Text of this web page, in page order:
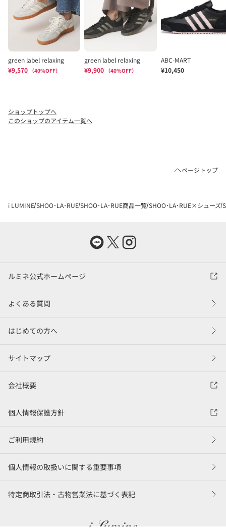
ショップトップへ
このショップのアイテム一覧へ
ページトップ
i LUMINE SHOO･LA･RUE SHOO･LA･RUE商品一覧 SHOO･LA･RUE×シューズ
ルミネ公式ホームページ
よくある質問
はじめての方へ
サイトマップ
会社概要
個人情報保護方針
ご利用規約
個人情報の取扱いに関する重要事項
特定商取引法・古物営業法に基づく表記